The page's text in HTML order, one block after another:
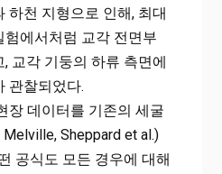
하천 지형으로 인해, 최대
에서처럼 교각 전면부
교각 기둥의 하류 측면에
관찰되었다.
장 데이터를 기존의 세굴
Sheppard et al.)
공식도 모든 경우에 대해